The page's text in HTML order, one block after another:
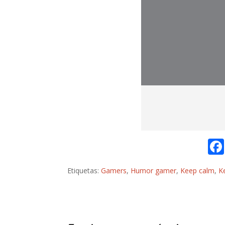
Etiquetas:Gamers, Humor gamer, Keep calm,